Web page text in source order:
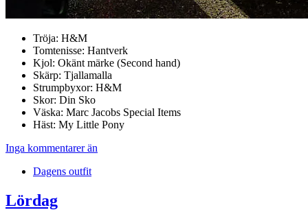
Tröja: H&M
Tomtenisse: Hantverk
Kjol: Okänt märke (Second hand)
Skärp: Tjallamalla
Strumpbyxor: H&M
Skor: Din Sko
Väska: Marc Jacobs Special Items
Häst: My Little Pony
Inga kommentarer än
Dagens outfit
Lördag